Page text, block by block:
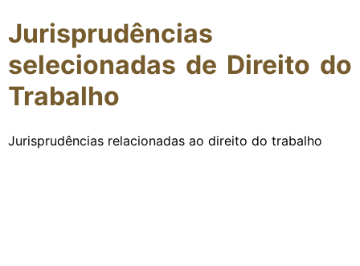
Jurisprudências
selecionadas de Direito do
Trabalho
Jurisprudências relacionadas ao direito do trabalho